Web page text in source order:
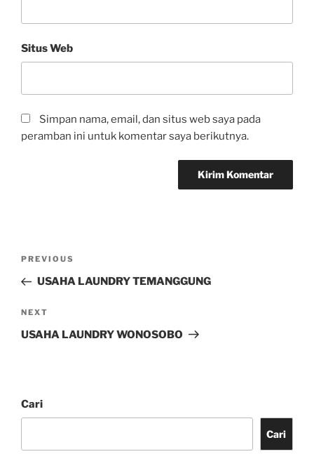
Situs Web
Simpan nama, email, dan situs web saya pada
peramban ini untuk komentar saya berikutnya.
PREVIOUS
USAHA LAUNDRY TEMANGGUNG
NEXT
USAHA LAUNDRY WONOSOBO
Cari
Cari